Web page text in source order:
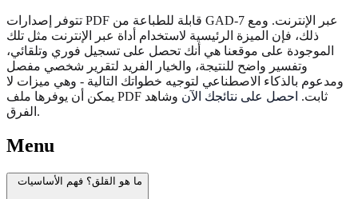
تتوفر إصدارات PDF قابلة للطباعة من GAD-7 عبر الإنترنت. ومع
ذلك، فإن الميزة الرئيسية لاستخدام أداة عبر الإنترنت مثل تلك
الموجودة على موقعنا هي أنك تحصل على تسجيل فوري وتلقائي،
وتفسير واضح للنتيجة، والخيار الفريد لتقرير شخصي مفصل
ومدعوم بالذكاء الاصطناعي لتوجيه خطواتك التالية - وهي ميزات لا
يمكن أن يوفرها ملف PDF ثابت. احصل على نتائجك الآن وشاهد
الفرق.
Menu
ما هو القلق؟ فهم الأساسيات